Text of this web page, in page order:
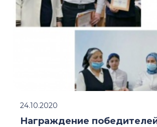
Награждение
24.10.2020